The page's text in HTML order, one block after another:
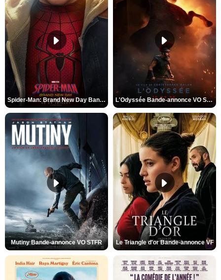
Spider-Man: Brand New Day Bande-annonce VO STFR L'Odyssée Bande-annonce VO STFR
Mutiny Bande-annonce VO STFR Le Triangle d'or Bande-annonce VF